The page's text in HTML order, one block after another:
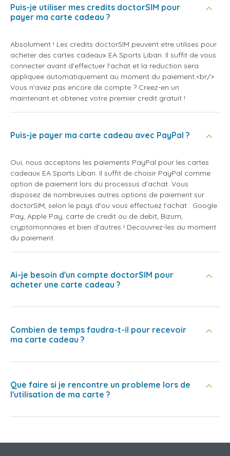
Puis-je utiliser mes credits doctorSIM pour
payer ma carte cadeau ?
Absolument ! Les credits doctorSIM peuvent etre utilises pour
acheter des cartes cadeaux EA Sports Liban. Il suffit de vous
connecter avant d'effectuer l'achat et la reduction sera
appliquee automatiquement au moment du paiement.<br/>
Vous n'avez pas encore de compte ? Creez-en un
maintenant et obtenez votre premier credit gratuit !
Puis-je payer ma carte cadeau avec PayPal ?
Oui, nous acceptons les paiements PayPal pour les cartes
cadeaux EA Sports Liban. Il suffit de choisir PayPal comme
option de paiement lors du processus d'achat. Vous
disposez de nombreuses autres options de paiement sur
doctorSIM, selon le pays d'ou vous effectuez l'achat : Google
Pay, Apple Pay, carte de credit ou de debit, Bizum,
cryptomonnaies et bien d'autres ! Decouvrez-les au moment
du paiement.
Ai-je besoin d'un compte doctorSIM pour
acheter une carte cadeau ?
Combien de temps faudra-t-il pour recevoir
ma carte cadeau ?
Que faire si je rencontre un probleme lors de
l'utilisation de ma carte ?